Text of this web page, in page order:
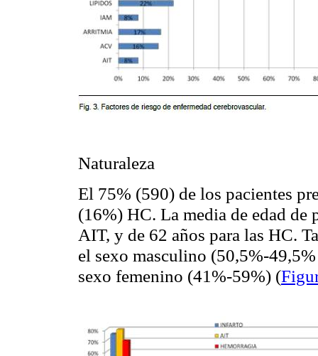
Naturaleza
El 75% (590) de los pacientes
(16%) HC. La media de edad de
AIT, y de 62 años para las HC.
el sexo masculino (50,5%-
sexo femenino (41%-59%) (